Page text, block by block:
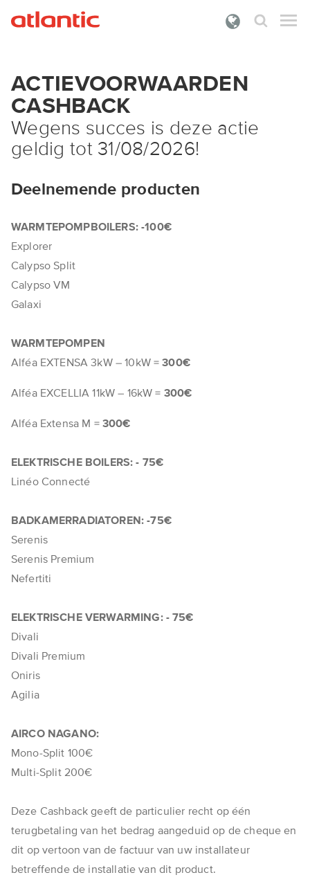
PRODUCTEN
DOCUMENTATIE
PREMIES
INLOGGEN
ACTIEVOORWAARDEN
CASHBACK
Wegens succes is deze actie
geldig tot 31/08/2026!
Deelnemende producten
WARMTEPOMPBOILERS: -100€
Explorer
Calypso Split
Calypso VM
Galaxi
WARMTEPOMPEN
Alféa EXTENSA 3kW – 10kW =300€
Alféa EXCELLIA 11kW – 16kW = 300€
Alféa Extensa M = 300€
ELEKTRISCHE BOILERS:​ - 75€
Linéo Connecté
BADKAMERRADIATOREN: -75€​
Serenis​
Serenis Premium
Nefertiti
ELEKTRISCHE VERWARMING: - 75€​
Divali
Divali Premium
Oniris
Agilia
AIRCO NAGANO:
Mono-Split 100€
Multi-Split 200€
Deze Cashback geeft de particulier recht op één
terugbetaling van het bedrag aangeduid op de cheque en
dit op vertoon van de factuur van uw installateur
betreffende de installatie van dit product.